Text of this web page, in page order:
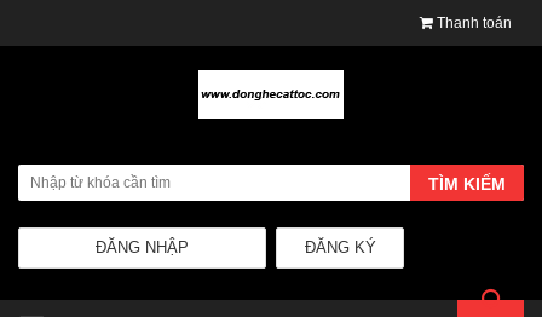
Thanh toán
TÌM KIẾM
ĐĂNG KÝ
ĐĂNG NHẬP